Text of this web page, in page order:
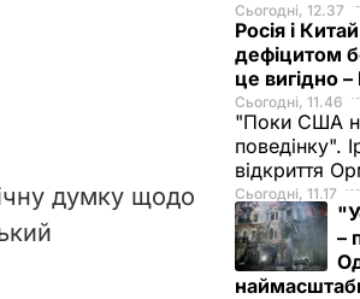
думку щодо
Сьогодні, 12.37
Росія і
дефіцитом
це вигідно
Сьогодні, 11.46
"Поки США
поведінку".
відкриття
Сьогодні, 11.17
–